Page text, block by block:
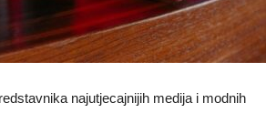
najutjecajnijih medija i modnih